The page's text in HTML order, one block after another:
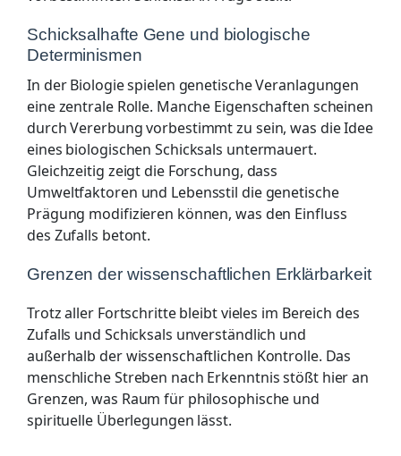
Schicksalhafte Gene und biologische
Determinismen
In der Biologie spielen genetische Veranlagungen
eine zentrale Rolle. Manche Eigenschaften scheinen
durch Vererbung vorbestimmt zu sein, was die Idee
eines biologischen Schicksals untermauert.
Gleichzeitig zeigt die Forschung, dass
Umweltfaktoren und Lebensstil die genetische
Prägung modifizieren können, was den Einfluss
des Zufalls betont.
Grenzen der wissenschaftlichen Erklärbarkeit
Trotz aller Fortschritte bleibt vieles im Bereich des
Zufalls und Schicksals unverständlich und
außerhalb der wissenschaftlichen Kontrolle. Das
menschliche Streben nach Erkenntnis stößt hier an
Grenzen, was Raum für philosophische und
spirituelle Überlegungen lässt.